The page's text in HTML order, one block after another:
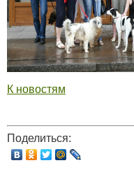
К новостям
Поделиться: